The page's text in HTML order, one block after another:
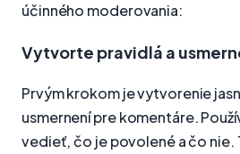
účinného moderovania:
Vytvorte pravidlá a
Prvým krokom je vytvorenie
usmernení pre komentáre.
vedieť, čo je povolené a čo nie.